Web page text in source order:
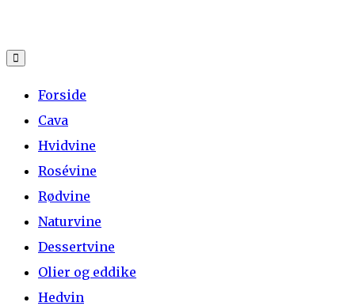
content
Forside
Cava
Hvidvine
Rosévine
Rødvine
Naturvine
Dessertvine
Olier og eddike
Hedvin